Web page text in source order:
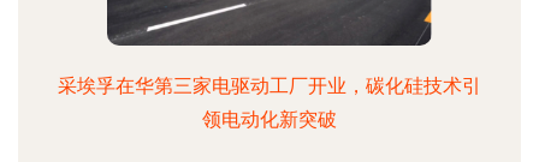
采埃孚在华第三家电驱动工厂开业，碳化硅技术引
领电动化新突破